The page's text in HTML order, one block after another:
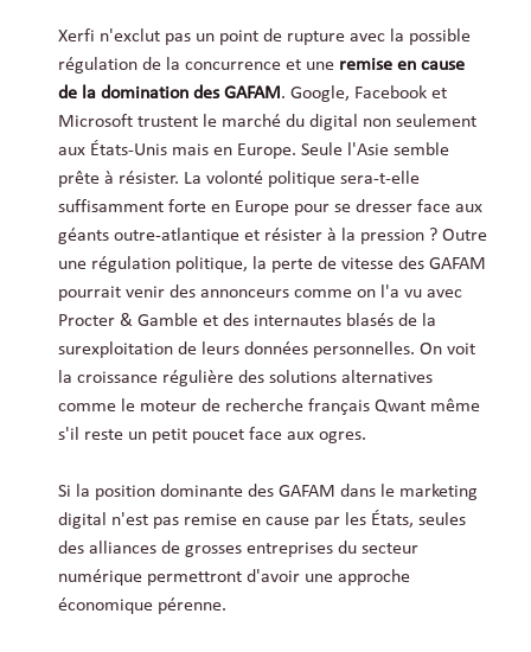
Xerfi n'exclut pas un point de rupture avec la possible
régulation de la concurrence et une remise en cause
de la domination des GAFAM. Google, Facebook et
Microsoft trustent le marché du digital non seulement
aux États-Unis mais en Europe. Seule l'Asie semble
prête à résister. La volonté politique sera-t-elle
suffisamment forte en Europe pour se dresser face aux
géants outre-atlantique et résister à la pression ? Outre
une régulation politique, la perte de vitesse des GAFAM
pourrait venir des annonceurs comme on l'a vu avec
Procter & Gamble et des internautes blasés de la
surexploitation de leurs données personnelles. On voit
la croissance régulière des solutions alternatives
comme le moteur de recherche français Qwant même
s'il reste un petit poucet face aux ogres.
Si la position dominante des GAFAM dans le marketing
digital n'est pas remise en cause par les États, seules
des alliances de grosses entreprises du secteur
numérique permettront d'avoir une approche
économique pérenne.